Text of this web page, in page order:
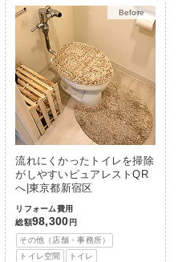
After
流れにくかったトイレを掃除
がしやすいピュアレストQR
へ|東京都新宿区
リフォーム費用
総額98,300 円
その他（店舗・事務所）
トイレ空間
トイレ